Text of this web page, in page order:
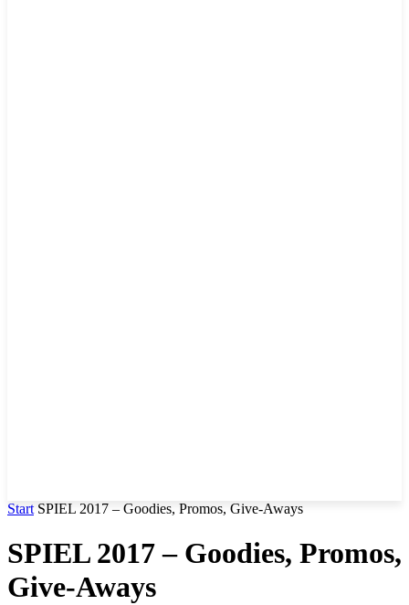
Start SPIEL 2017 – Goodies, Promos, Give-Aways
SPIEL 2017 – Goodies, Promos,
Give-Aways